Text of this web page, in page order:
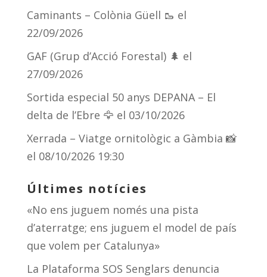
Caminants – Colònia Güell 🥾 el
22/09/2026
GAF (Grup d’Acció Forestal) 🌲 el
27/09/2026
Sortida especial 50 anys DEPANA – El
delta de l’Ebre 🦅 el 03/10/2026
Xerrada – Viatge ornitològic a Gàmbia 📸
el 08/10/2026 19:30
Últimes notícies
«No ens juguem només una pista
d’aterratge; ens juguem el model de país
que volem per Catalunya»
La Plataforma SOS Senglars denuncia